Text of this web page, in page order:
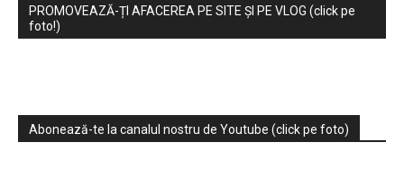
PROMOVEAZĂ-ȚI AFACEREA PE SITE ȘI PE VLOG (click pe
foto!)
Abonează-te la canalul nostru de Youtube (click pe foto)